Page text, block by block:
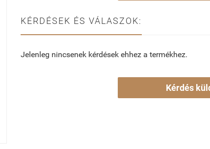
KÉRDÉSEK ÉS VÁLASZOK:
Jelenleg nincsenek kérdések ehhez a termékhez.
Kérdés